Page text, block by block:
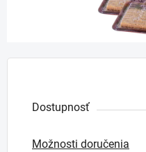
Dostupnosť
Možnosti doručenia